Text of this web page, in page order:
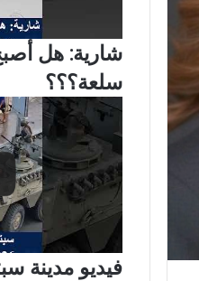
شارية: هل
سلعة؟؟؟